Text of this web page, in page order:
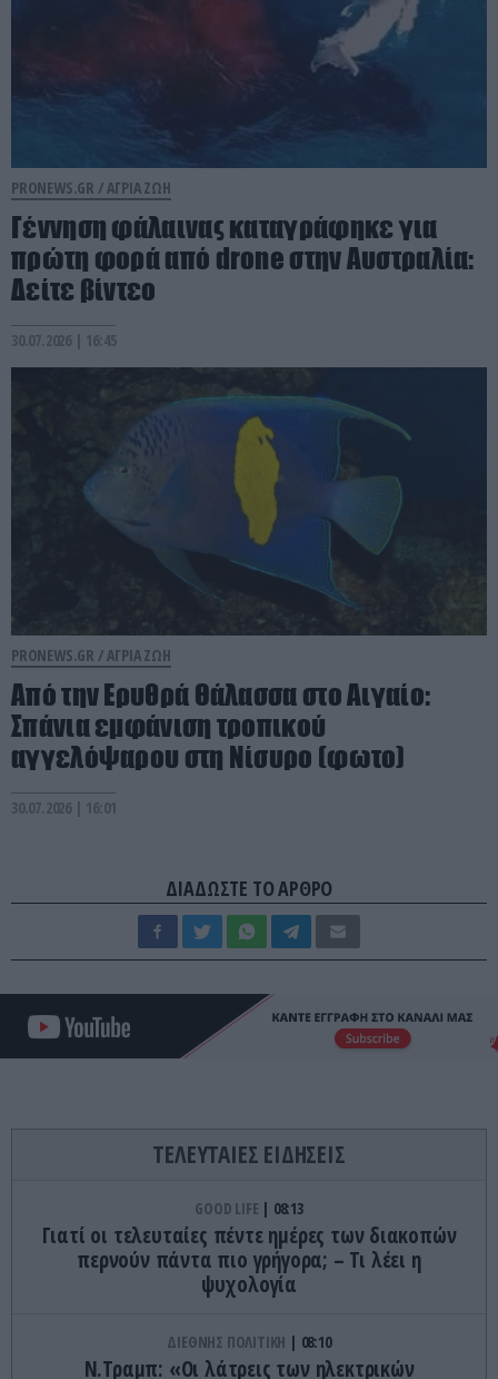
PRONEWS.GR / ΑΓΡΙΑ ΖΩΗ
Γέννηση φάλαινας καταγράφηκε για
πρώτη φορά από drone στην Αυστραλία:
Δείτε βίντεο
30.07.2026 | 16:45
PRONEWS.GR /ΑΓΡΙΑ ΖΩΗ
Από την Ερυθρά Θάλασσα στο Αιγαίο:
Σπάνια εμφάνιση τροπικού
αγγελόψαρου στη Νίσυρο (φωτο)
30.07.2026 | 16:01
ΔΙΑΔΩΣΤΕ ΤΟ ΑΡΘΡΟ
ΤΕΛΕΥΤΑΙΕΣ ΕΙΔΗΣΕΙΣ
GOOD LIFE 08:13
Γιατί οι τελευταίες πέντε ημέρες των διακοπών
περνούν πάντα πιο γρήγορα; – Τι λέει η
ψυχολογία
ΔΙΕΘΝΗΣ ΠΟΛΙΤΙΚΗ 08:10
Ν.Τραμπ: «Οι λάτρεις των ηλεκτρικών